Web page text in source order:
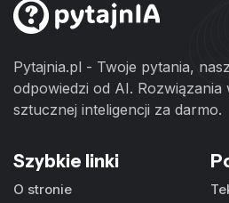
Pytajnia.pl - Twoje pytania,
odpowiedzi od AI. Rozwiązania
sztucznej inteligencji za darmo.
Szybkie linki
O stronie